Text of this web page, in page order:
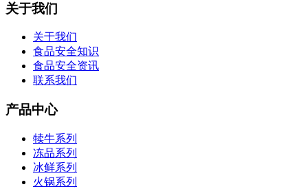
关于我们
关于我们
食品安全知识
食品安全资讯
联系我们
产品中心
犊牛系列
冻品系列
冰鲜系列
火锅系列